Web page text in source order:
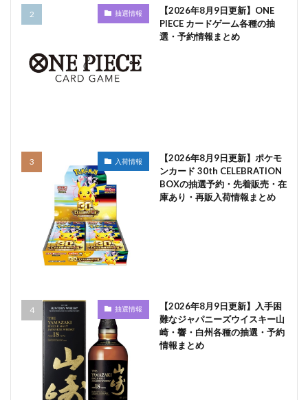
抽選情報
【2026年8月9日更新】ONE
PIECE カードゲーム各種の抽
選・予約情報まとめ
入荷情報
【2026年8月9日更新】ポケモ
ンカード 30th CELEBRATION
BOXの抽選予約・先着販売・在
庫あり・再販入荷情報まとめ
抽選情報
【2026年8月9日更新】入手困
難なジャパニーズウイスキー山
崎・響・白州各種の抽選・予約
情報まとめ